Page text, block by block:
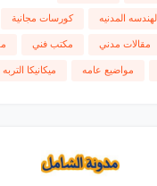
المدنيه كورسات مجانية
مقالات مدني مكتب فني
مواضيع عامه ميكانيكا التربه